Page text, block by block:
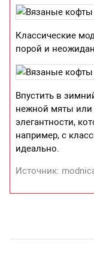
Классические
порой и
Впустить в
нежной мяты или
элегантности,
например, с
идеально.
Источник: